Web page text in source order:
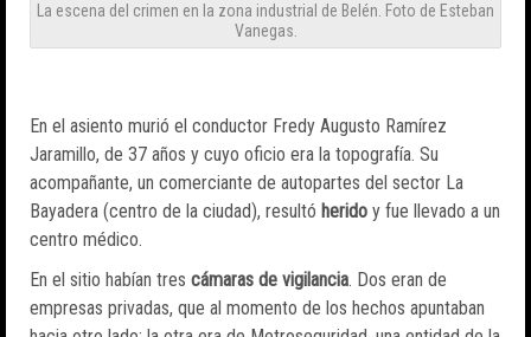
La escena del crimen en la zona industrial de Belén. Foto de Esteban
Vanegas.
En el asiento murió el conductor Fredy Augusto Ramírez
Jaramillo, de 37 años y cuyo oficio era la topografía. Su
acompañante, un comerciante de autopartes del sector La
Bayadera (centro de la ciudad), resultó herido y fue llevado a un
centro médico.
En el sitio habían tres cámaras de vigilancia. Dos eran de
empresas privadas, que al momento de los hechos apuntaban